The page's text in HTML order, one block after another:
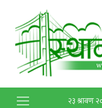
२३ श्रावण